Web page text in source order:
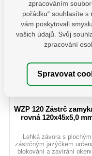
BF 853101 16,85 Kč
WZP 120 Zástrč
rovná 120x45x5,0
Lehká závora s plochým
zástrčným jazýčkem
blokování a zavírání
zpracováním
pořádku“ souhlasíte
vám poskytovali
vašich údajů. Svůj
zpracování
Spravovat